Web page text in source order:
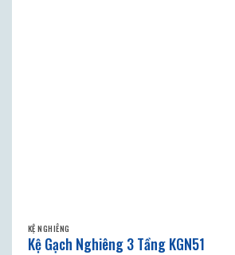
KỆ NGHIÊNG
Kệ Gạch Nghiêng 3 Tầng KGN51